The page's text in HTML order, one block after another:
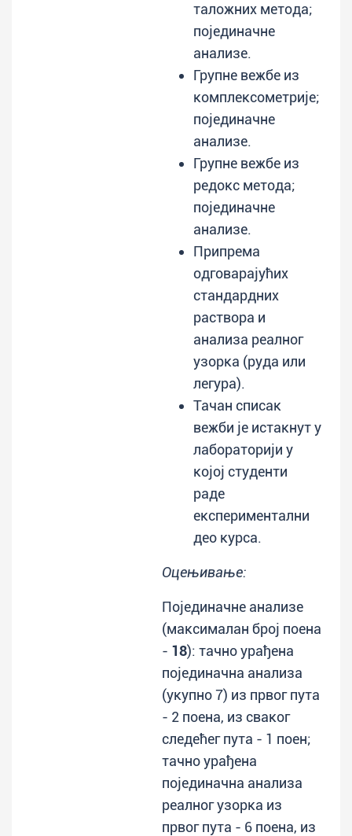
таложних метода;
појединачне
анализе.
Групне вежбе из
комплексометрије;
појединачне
анализе.
Групне вежбе из
редокс метода;
појединачне
анализе.
Припрема
одговарајућих
стандардних
раствора и
анализа реалног
узорка (руда или
легура).
Тачан списак
вежби је истакнут у
лабораторији у
којој студенти
раде
експериментални
део курса.
Оцењивање:
Појединачне анализе
(максималан број поена
- 18): тачно урађена
појединачна анализа
(укупно 7) из првог пута
- 2 поенa, из сваког
следећег пута - 1 поен;
тачно урађена
појединачна анализа
реалног узорка из
првог пута - 6 поена, из